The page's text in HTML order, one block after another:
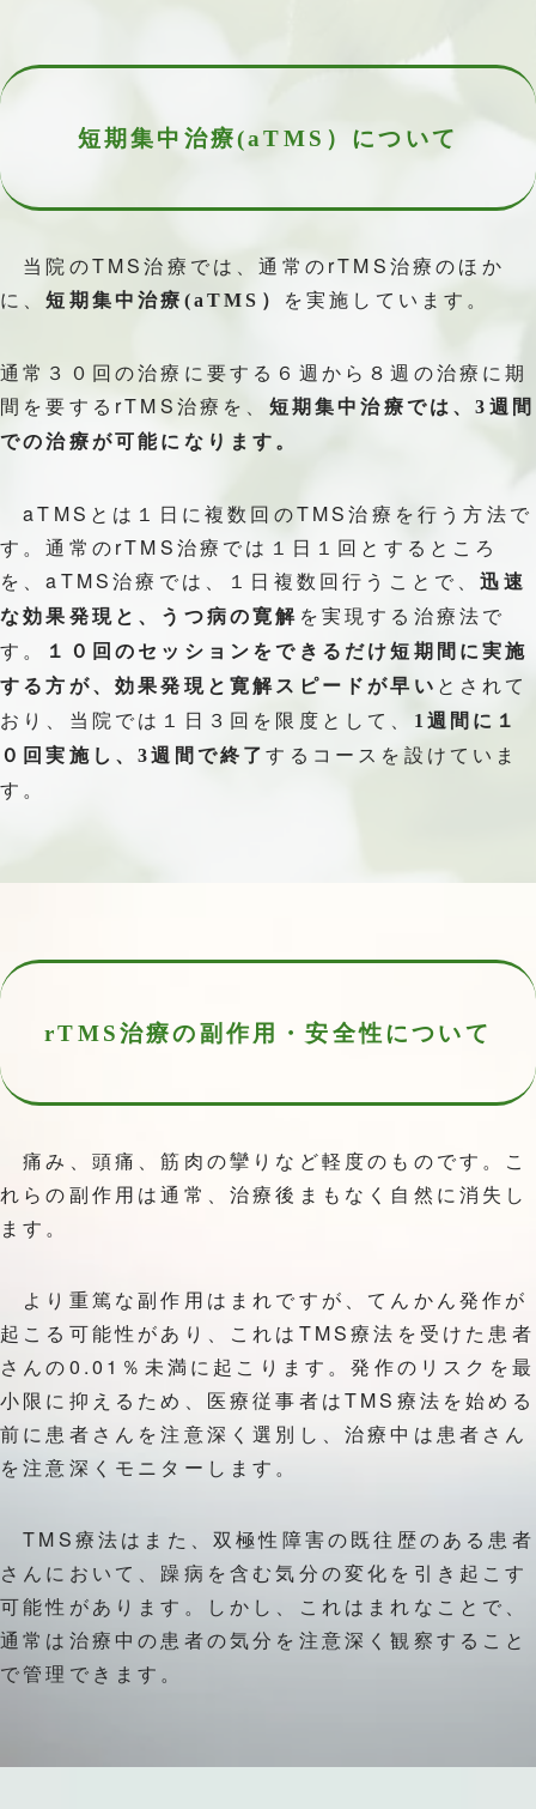
短期集中治療(aTMS） について
当院のTMS治療では、通常のrTMS治療のほか
に、短期集中治療(aTMS） を実施しています。
通常３０回の治療に要する６週から８週の治療に期
間を要するrTMS治療を、
短期集中治療では、3週間
での治療が可能になります。
aTMSとは１日に複数回のTMS治療を行う方法で
す。通常のrTMS治療では１日１回とするところ
を、aTMS治療では、１日複数回行うことで、迅速
な効果発現と、うつ病の寛解 を実現する治療法で
す。
１０回のセッションをできるだけ短期間に実施
する方が、効果発現と寛解スピードが早い とされて
おり、当院では１日３回を限度として、
1週間に１
０回実施し、3週間で終了するコースを設けていま
す。
rTMS治療の副作用・安全性について
痛み、頭痛、筋肉の攣りなど軽度のものです。こ
れらの副作用は通常、治療後まもなく自然に消失し
ます。
より重篤な副作用はまれですが、てんかん発作が
起こる可能性があり、これはTMS療法を受けた患者
さんの0.01％未満に起こります。発作のリスクを最
小限に抑えるため、医療従事者はTMS療法を始める
前に患者さんを注意深く選別し、治療中は患者さん
を注意深くモニターします。
TMS療法はまた、双極性障害の既往歴のある患者
さんにおいて、躁病を含む気分の変化を引き起こす
可能性があります。しかし、これはまれなことで、
通常は治療中の患者の気分を注意深く観察すること
で管理できます。